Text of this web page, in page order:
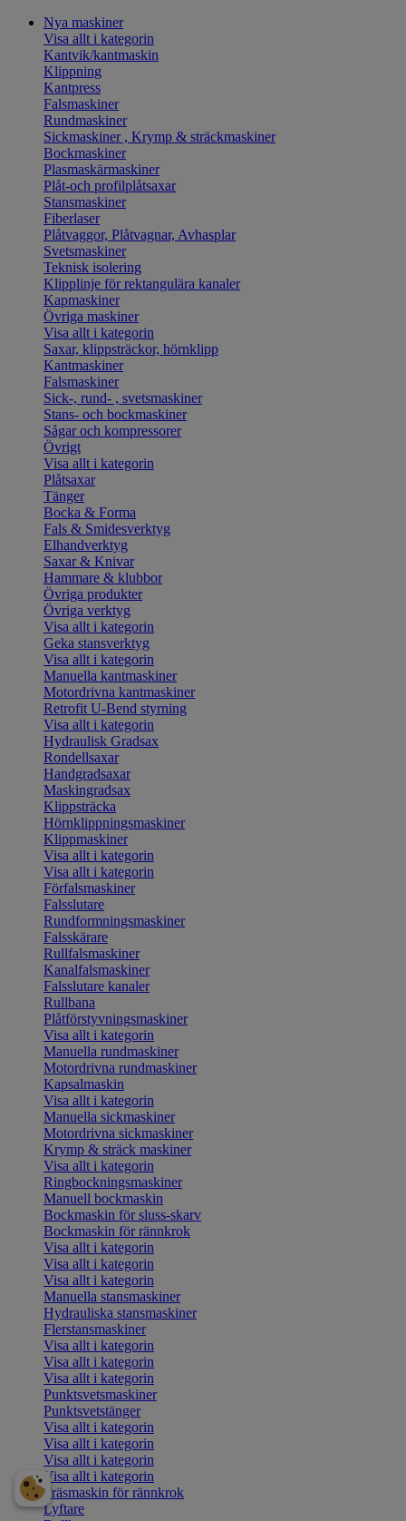
Nya maskiner
Visa allt i kategorin
Kantvik/kantmaskin
Klippning
Kantpress
Falsmaskiner
Rundmaskiner
Sickmaskiner , Krymp & sträckmaskiner
Bockmaskiner
Plasmaskärmaskiner
Plåt-och profilplåtsaxar
Stansmaskiner
Fiberlaser
Plåtvaggor, Plåtvagnar, Avhasplar
Svetsmaskiner
Teknisk isolering
Klipplinje för rektangulära kanaler
Kapmaskiner
Övriga maskiner
Visa allt i kategorin
Saxar, klippsträckor, hörnklipp
Kantmaskiner
Falsmaskiner
Sick-, rund- , svetsmaskiner
Stans- och bockmaskiner
Sågar och kompressorer
Övrigt
Visa allt i kategorin
Plåtsaxar
Tänger
Bocka & Forma
Fals & Smidesverktyg
Elhandverktyg
Saxar & Knivar
Hammare & klubbor
Övriga produkter
Övriga verktyg
Visa allt i kategorin
Geka stansverktyg
Visa allt i kategorin
Manuella kantmaskiner
Motordrivna kantmaskiner
Retrofit U-Bend styrning
Visa allt i kategorin
Hydraulisk Gradsax
Rondellsaxar
Handgradsaxar
Maskingradsax
Klippsträcka
Hörnklippningsmaskiner
Klippmaskiner
Visa allt i kategorin
Visa allt i kategorin
Förfalsmaskiner
Falsslutare
Rundformningsmaskiner
Falsskärare
Rullfalsmaskiner
Kanalfalsmaskiner
Falsslutare kanaler
Rullbana
Plåtförstyvningsmaskiner
Visa allt i kategorin
Manuella rundmaskiner
Motordrivna rundmaskiner
Kapsalmaskin
Visa allt i kategorin
Manuella sickmaskiner
Motordrivna sickmaskiner
Krymp & sträck maskiner
Visa allt i kategorin
Ringbockningsmaskiner
Manuell bockmaskin
Bockmaskin för sluss-skarv
Bockmaskin för rännkrok
Visa allt i kategorin
Visa allt i kategorin
Visa allt i kategorin
Manuella stansmaskiner
Hydrauliska stansmaskiner
Flerstansmaskiner
Visa allt i kategorin
Visa allt i kategorin
Visa allt i kategorin
Punktsvetsmaskiner
Punktsvetstänger
Visa allt i kategorin
Visa allt i kategorin
Visa allt i kategorin
Visa allt i kategorin
Fräsmaskin för rännkrok
Lyftare